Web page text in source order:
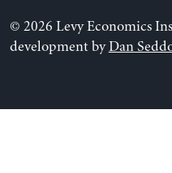
© 2026 Levy Economics
development byDan